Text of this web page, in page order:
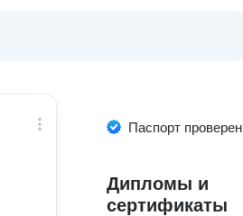
Паспорт проверен
Дипломы и
сертификаты